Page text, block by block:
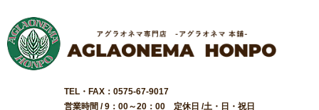
TEL・FAX：0575-67-9017
営業時間 / 9：00～20：00 定休日 /土・日・祝日